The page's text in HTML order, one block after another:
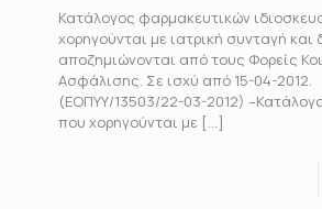
Κατάλογος φαρμακευτικών
χορηγούνται με ιατρική συνταγή και
αποζημιώνονται από τους Φορείς
Ασφάλισης. Σε ισχύ από 15-04-2012.
(ΕΟΠΥΥ/13503/22-03-2012)
που χορηγούνται με […]